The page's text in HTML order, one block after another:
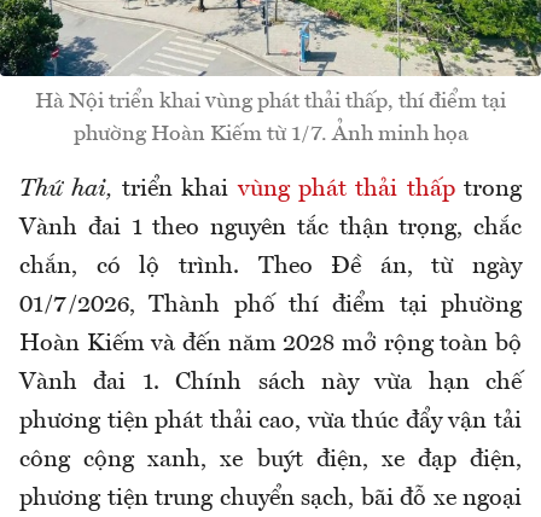
Hà Nội triển khai vùng phát thải thấp, thí điểm tại
phường Hoàn Kiếm từ 1/7. Ảnh minh họa
Thứ hai, triển khaivùng phát thải thấptrong
Vành đai 1 theo nguyên tắc thận trọng, chắc
chắn, có lộ trình. Theo Đề án, từ ngày
01/7/2026, Thành phố thí điểm tại phường
Hoàn Kiếm và đến năm 2028 mở rộng toàn bộ
Vành đai 1. Chính sách này vừa hạn chế
phương tiện phát thải cao, vừa thúc đẩy vận tải
công cộng xanh, xe buýt điện, xe đạp điện,
phương tiện trung chuyển sạch, bãi đỗ xe ngoại